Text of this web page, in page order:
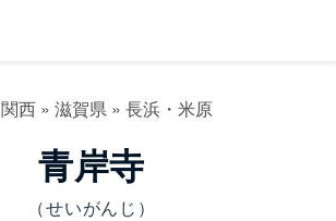
関西» 滋賀県» 長浜・米原
青岸寺
（せいがんじ）